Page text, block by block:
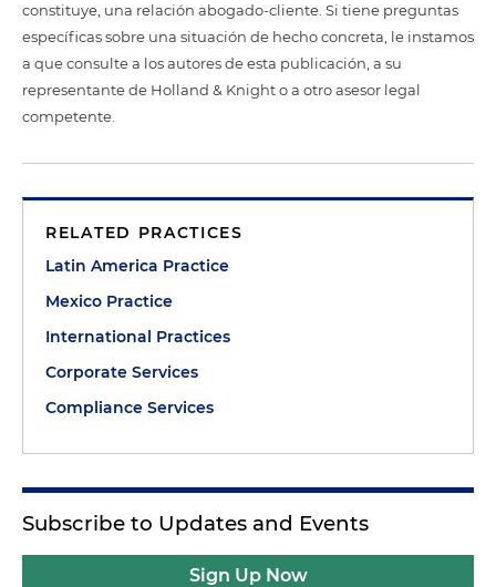
constituye, una relación abogado-cliente. Si tiene preguntas
específicas sobre una situación de hecho concreta, le instamos
a que consulte a los autores de esta publicación, a su
representante de Holland & Knight o a otro asesor legal
competente.
RELATED PRACTICES
Latin America Practice
Mexico Practice
International Practices
Corporate Services
Compliance Services
Subscribe to Updates and Events
Sign Up Now